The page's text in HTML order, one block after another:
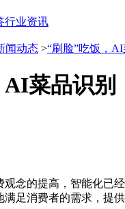
行业资讯
闻动态 >“刷脸”吃饭，
AI菜品识
念的提高，智能化已
足消费者的需求，提